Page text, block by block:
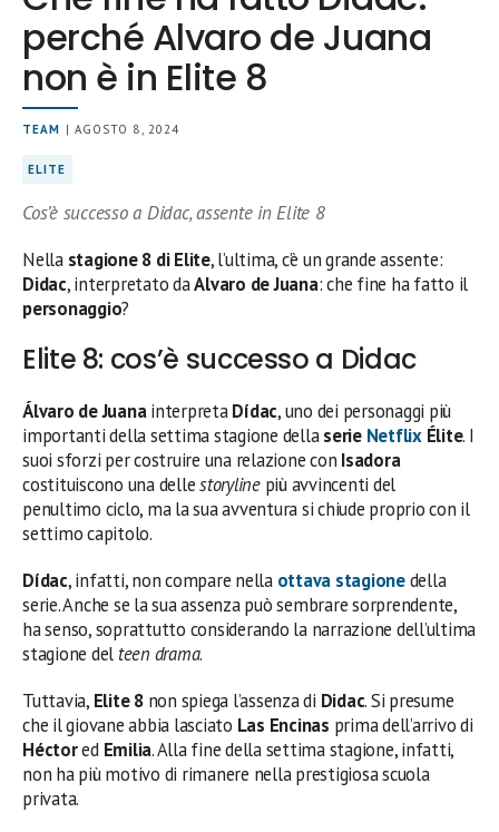
perché Alvaro de Juana
non è in Elite 8
TEAM | AGOSTO 8, 2024
ELITE
Cos’è successo a Didac, assente in Elite 8
Nella stagione 8 di Elite, l’ultima, c’è un grande assente:
Didac, interpretato daAlvaro de Juana: che fine ha fatto il
personaggio?
Elite 8: cos’è successo a Didac
Álvaro de JuanainterpretaDídac, uno dei personaggi più
importanti della settima stagione dellaserie NetflixÉlite. I
suoi sforzi per costruire una relazione con Isadora
costituiscono una dellestorylinepiù avvincenti del
penultimo ciclo, ma la sua avventura si chiude proprio con il
settimo capitolo.
Dídac, infatti, non compare nella ottava stagionedella
serie. Anche se la sua assenza può sembrare sorprendente,
ha senso, soprattutto considerando la narrazione dell’ultima
stagione del teen drama.
Tuttavia, Elite 8non spiega l’assenza di Didac. Si presume
che il giovane abbia lasciato Las Encinas prima dell’arrivo di
Héctored Emilia. Alla fine della settima stagione, infatti,
non ha più motivo di rimanere nella prestigiosa scuola
privata.